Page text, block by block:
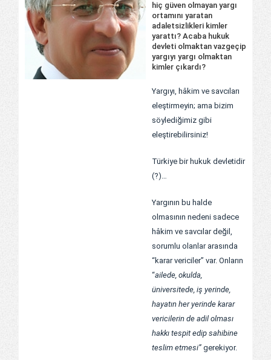
hiç güven olmayan yargı
ortamını yaratan
adaletsizlikleri kimler
yarattı? Acaba hukuk
devleti olmaktan vazgeçip
yargıyı yargı olmaktan
kimler çıkardı?
Yargıyı, hâkim ve savcıları
eleştirmeyin; ama bizim
söylediğimiz gibi
eleştirebilirsiniz!
Türkiye bir hukuk devletidir
(?)…
Yargının bu halde
olmasının nedeni sadece
hâkim ve savcılar değil,
sorumlu olanlar arasında
“karar vericiler” var. Onların
“ailede, okulda,
üniversitede, iş yerinde,
hayatın her yerinde karar
vericilerin de adil olması
hakkı tespit edip sahibine
teslim etmesi” gerekiyor.